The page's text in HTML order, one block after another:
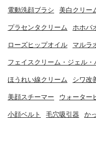
電動洗顔ブラシ 美白クリー
プラセンタクリーム ホホバ
ローズヒップオイル マルラ
フェイスクリーム・ジェル・
ほうれい線クリーム シワ改
美顔スチーマー ウォーター
小顔ベルト 毛穴吸引器 か